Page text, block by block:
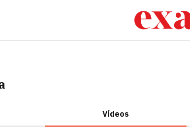
Vídeos